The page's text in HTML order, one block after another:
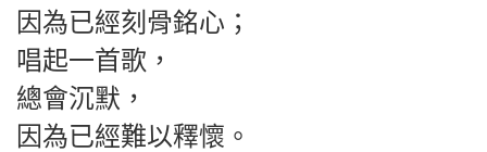
因為已經刻骨銘心；
唱起一首歌，
總會沉默，
因為已經難以釋懷。